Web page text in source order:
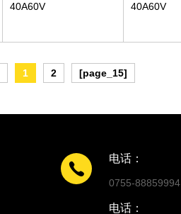
40A60V 40A60V
1 2 [page_15]
电话：
0755-88859994
电话：